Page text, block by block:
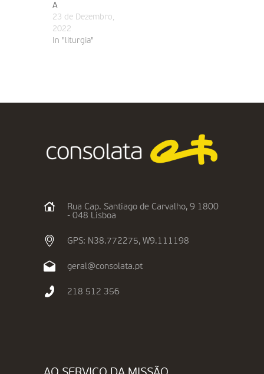
A
23 de Dezembro,
2022
In "liturgia"
Rua Cap. Santiago de Carvalho, 9 1800
- 048 Lisboa
GPS: N38.772275, W9.111198
geral@consolata.pt
218 512 356